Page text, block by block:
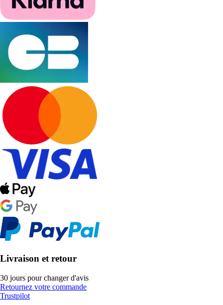
Livraison et retour
30 jours pour changer d'avis
Retournez votre commande
Trustpilot